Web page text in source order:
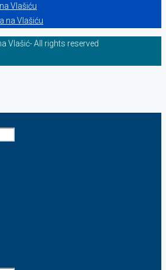
Vlašiću
na Vlašiću
Vlašić- All rights reserved